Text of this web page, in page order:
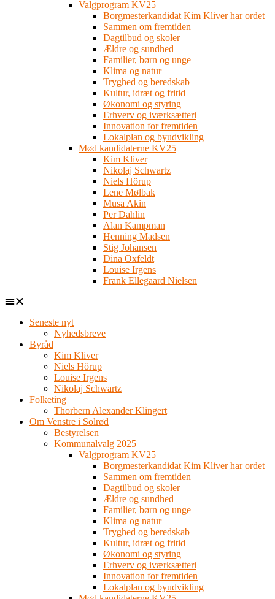
Valgprogram KV25
Borgmesterkandidat Kim Kliver har ordet
Sammen om fremtiden
Dagtilbud og skoler
Ældre og sundhed
Familier, børn og unge
Klima og natur
Tryghed og beredskab
Kultur, idræt og fritid
Økonomi og styring
Erhverv og iværksætteri
Innovation for fremtiden
Lokalplan og byudvikling
Mød kandidaterne KV25
Kim Kliver
Nikolaj Schwartz
Niels Hörup
Lene Mølbak
Musa Akin
Per Dahlin
Alan Kampman
Henning Madsen
Stig Johansen
Dina Oxfeldt
Louise Irgens
Frank Ellegaard Nielsen
Seneste nyt
Nyhedsbreve
Byråd
Kim Kliver
Niels Hörup
Louise Irgens
Nikolaj Schwartz
Folketing
Thorbern Alexander Klingert
Om Venstre i Solrød
Bestyrelsen
Kommunalvalg 2025
Valgprogram KV25
Borgmesterkandidat Kim Kliver har ordet
Sammen om fremtiden
Dagtilbud og skoler
Ældre og sundhed
Familier, børn og unge
Klima og natur
Tryghed og beredskab
Kultur, idræt og fritid
Økonomi og styring
Erhverv og iværksætteri
Innovation for fremtiden
Lokalplan og byudvikling